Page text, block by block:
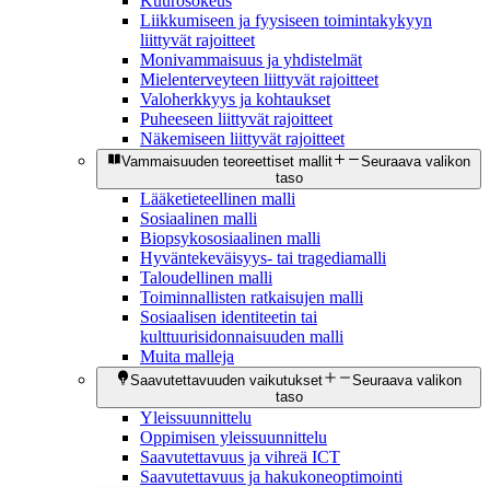
Liikkumiseen ja fyysiseen toimintakykyyn
liittyvät rajoitteet
Monivammaisuus ja yhdistelmät
Mielenterveyteen liittyvät rajoitteet
Valoherkkyys ja kohtaukset
Puheeseen liittyvät rajoitteet
Näkemiseen liittyvät rajoitteet
Vammaisuuden teoreettiset mallit
Seuraava valikon
taso
Lääketieteellinen malli
Sosiaalinen malli
Biopsykososiaalinen malli
Hyväntekeväisyys- tai tragediamalli
Taloudellinen malli
Toiminnallisten ratkaisujen malli
Sosiaalisen identiteetin tai
kulttuurisidonnaisuuden malli
Muita malleja
Saavutettavuuden vaikutukset
Seuraava valikon
taso
Yleissuunnittelu
Oppimisen yleissuunnittelu
Saavutettavuus ja vihreä ICT
Saavutettavuus ja hakukoneoptimointi